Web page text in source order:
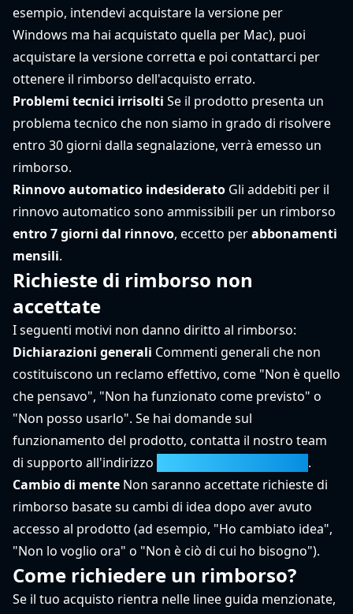
esempio, intendevi acquistare la versione per
Windows ma hai acquistato quella per Mac), puoi
acquistare la versione corretta e poi contattarci per
ottenere il rimborso dell'acquisto errato.
Problemi tecnici irrisolti Se il prodotto presenta un
problema tecnico che non siamo in grado di risolvere
entro 30 giorni dalla segnalazione, verrà emesso un
rimborso.
Rinnovo automatico indesiderato Gli addebiti per il
rinnovo automatico sono ammissibili per un rimborso
entro 7 giorni dal rinnovo, eccetto perabbonamenti
mensili.
Richieste di rimborso non
accettate
I seguenti motivi non danno diritto al rimborso:
Dichiarazioni generali Commenti generali che non
costituiscono un reclamo effettivo, come "Non è quello
che pensavo", "Non ha funzionato come previsto" o
"Non posso usarlo". Se hai domande sul
funzionamento del prodotto, contatta il nostro team
di supporto all'indirizzo
.
Cambio di mente Non saranno accettate richieste di
rimborso basate su cambi di idea dopo aver avuto
accesso al prodotto (ad esempio, "Ho cambiato idea",
"Non lo voglio ora" o "Non è ciò di cui ho bisogno").
Come richiedere un rimborso?
Se il tuo acquisto rientra nelle linee guida menzionate,